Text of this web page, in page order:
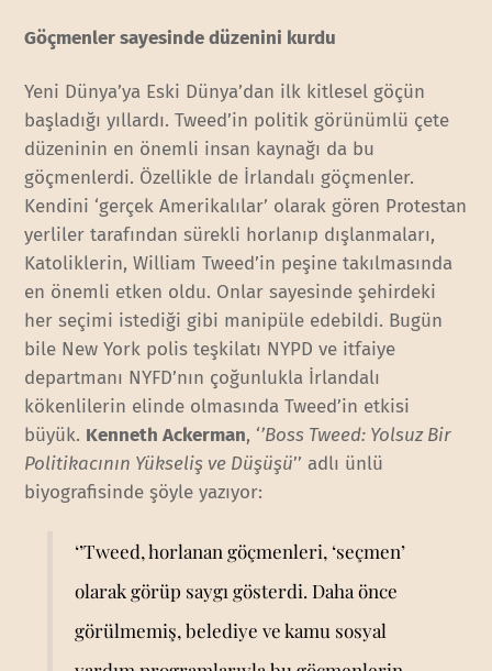
Göçmenler sayesinde düzenini kurdu
Yeni Dünya’ya Eski Dünya’dan ilk kitlesel göçün
başladığı yıllardı. Tweed’in politik görünümlü çete
düzeninin en önemli insan kaynağı da bu
göçmenlerdi. Özellikle de İrlandalı göçmenler.
Kendini ‘gerçek Amerikalılar’ olarak gören Protestan
yerliler tarafından sürekli horlanıp dışlanmaları,
Katoliklerin, William Tweed’in peşine takılmasında
en önemli etken oldu. Onlar sayesinde şehirdeki
her seçimi istediği gibi manipüle edebildi. Bugün
bile New York polis teşkilatı NYPD ve itfaiye
departmanı NYFD’nın çoğunlukla İrlandalı
kökenlilerin elinde olmasında Tweed’in etkisi
büyük. Kenneth Ackerman, ‘’Boss Tweed: Yolsuz Bir
Politikacının Yükseliş ve Düşüşü’’ adlı ünlü
biyografisinde şöyle yazıyor:
‘’Tweed, horlanan göçmenleri, ‘seçmen’
olarak görüp saygı gösterdi. Daha önce
görülmemiş, belediye ve kamu sosyal